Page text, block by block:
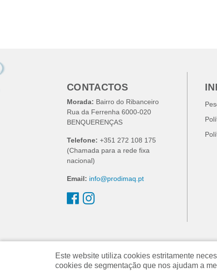
CONTACTOS
Morada: Bairro do Ribanceiro
Rua da Ferrenha 6000-020
BENQUERENÇAS
Telefone: +351 272 108 175
(Chamada para a rede fixa
nacional)
Email: info@prodimaq.pt
Este website utiliza cookies estritamente
cookies de segmentação que nos ajudam a